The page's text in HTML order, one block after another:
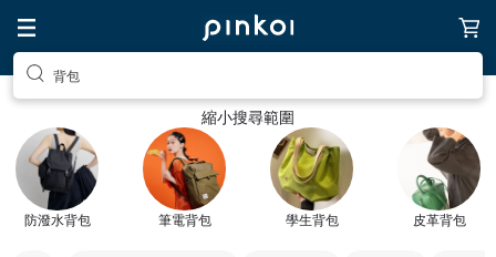
背包
縮小搜尋範圍
防潑水背包 筆電背包 學生背包 皮革背包